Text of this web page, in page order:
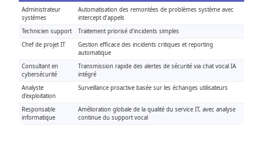
Administrateur
systèmes
Automatisation des remontées de problèmes système avec
intercept d’appels
Technicien support
Traitement priorisé d’incidents simples
Chef de projet IT
Gestion efficace des incidents critiques et reporting
automatique
Consultant en
cybersécurité
Transmission rapide des alertes de sécurité via chat vocal IA
intégré
Analyste
d’exploitation
Surveillance proactive basée sur les échanges utilisateurs
Responsable
informatique
Amélioration globale de la qualité du service IT, avec analyse
continue du support vocal